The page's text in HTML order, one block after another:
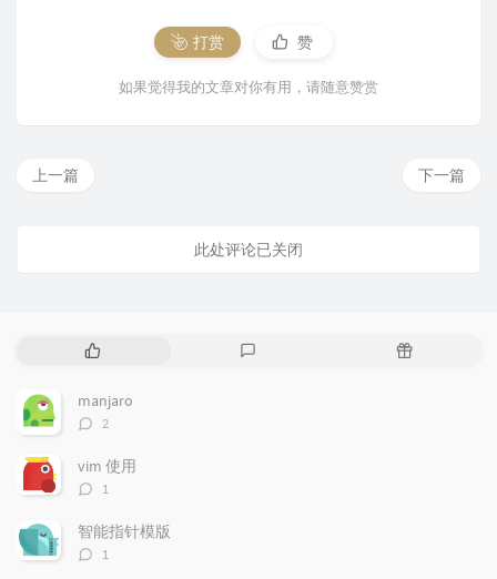
打赏 赞
如果觉得我的文章对你有用，请随意赞赏
下一篇
上一篇
此处评论已关闭
热
文
章
随
manjaro
评
数：
2
vim 使用
评
数：
1
智能指针模版
评1